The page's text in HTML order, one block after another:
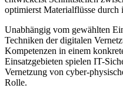
optimierst Materialflüsse durch
Unabhängig vom gewählten
Techniken der digitalen
Kompetenzen in einem
Einsatzgebieten spielen IT-
Vernetzung von cyber-
Rolle.